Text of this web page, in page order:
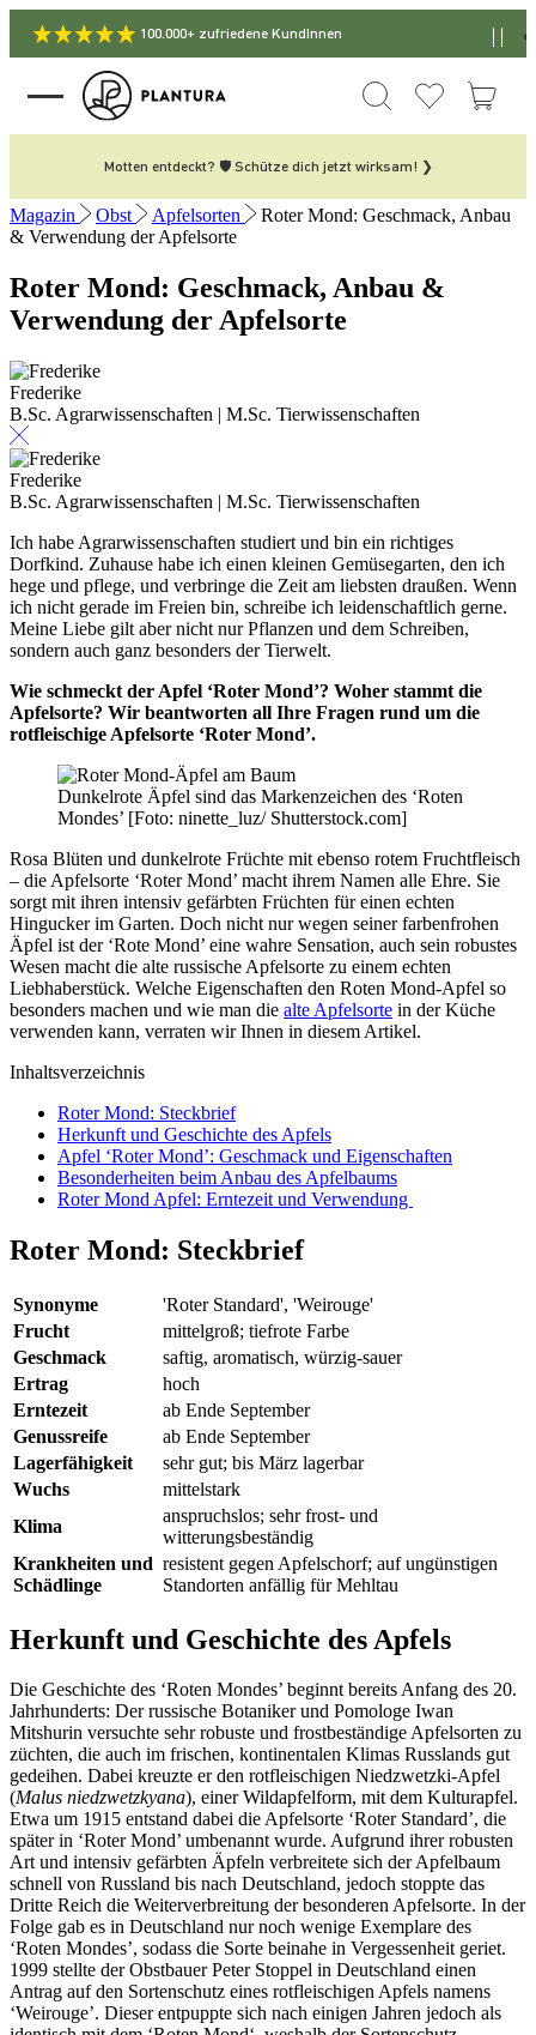
100.000+ zufriedene KundInnen
Motten entdeckt? 🛡️ Schütze dich jetzt wirksam! ❯
Magazin Obst Apfelsorten
Roter Mond: Geschmack, Anbau
& Verwendung der Apfelsorte
Roter Mond: Geschmack, Anbau &
Verwendung der Apfelsorte
Frederike
B.Sc. Agrarwissenschaften | M.Sc. Tierwissenschaften
Frederike
B.Sc. Agrarwissenschaften | M.Sc. Tierwissenschaften
Ich habe Agrarwissenschaften studiert und bin ein richtiges
Dorfkind. Zuhause habe ich einen kleinen Gemüsegarten, den ich
hege und pflege, und verbringe die Zeit am liebsten draußen. Wenn
ich nicht gerade im Freien bin, schreibe ich leidenschaftlich gerne.
Meine Liebe gilt aber nicht nur Pflanzen und dem Schreiben,
sondern auch ganz besonders der Tierwelt.
Wie schmeckt der Apfel ‘Roter Mond’? Woher stammt die
Apfelsorte? Wir beantworten all Ihre Fragen rund um die
rotfleischige Apfelsorte ‘Roter Mond’.
Dunkelrote Äpfel sind das Markenzeichen des ‘Roten
Mondes’ [Foto: ninette_luz/ Shutterstock.com]
Rosa Blüten und dunkelrote Früchte mit ebenso rotem Fruchtfleisch
– die Apfelsorte ‘Roter Mond’ macht ihrem Namen alle Ehre. Sie
sorgt mit ihren intensiv gefärbten Früchten für einen echten
Hingucker im Garten. Doch nicht nur wegen seiner farbenfrohen
Äpfel ist der ‘Rote Mond’ eine wahre Sensation, auch sein robustes
Wesen macht die alte russische Apfelsorte zu einem echten
Liebhaberstück. Welche Eigenschaften den Roten Mond-Apfel so
besonders machen und wie man die alte Apfelsorte in der Küche
verwenden kann, verraten wir Ihnen in diesem Artikel.
Inhaltsverzeichnis
Roter Mond: Steckbrief
Herkunft und Geschichte des Apfels
Apfel ‘Roter Mond’: Geschmack und Eigenschaften
Besonderheiten beim Anbau des Apfelbaums
Roter Mond Apfel: Erntezeit und Verwendung
Roter Mond: Steckbrief
Synonyme
'Roter Standard', 'Weirouge'
Frucht
mittelgroß; tiefrote Farbe
Geschmack
saftig, aromatisch, würzig-sauer
Ertrag
hoch
Erntezeit
ab Ende September
Genussreife
ab Ende September
Lagerfähigkeit
sehr gut; bis März lagerbar
Wuchs
mittelstark
Klima
anspruchslos; sehr frost- und
witterungsbeständig
Krankheiten und
Schädlinge
resistent gegen Apfelschorf; auf ungünstigen
Standorten anfällig für Mehltau
Herkunft und Geschichte des Apfels
Die Geschichte des ‘Roten Mondes’ beginnt bereits Anfang des 20.
Jahrhunderts: Der russische Botaniker und Pomologe Iwan
Mitshurin versuchte sehr robuste und frostbeständige Apfelsorten zu
züchten, die auch im frischen, kontinentalen Klimas Russlands gut
gedeihen. Dabei kreuzte er den rotfleischigen Niedzwetzki-Apfel
(Malus niedzwetzkyana), einer Wildapfelform, mit dem Kulturapfel.
Etwa um 1915 entstand dabei die Apfelsorte ‘Roter Standard’, die
später in ‘Roter Mond’ umbenannt wurde. Aufgrund ihrer robusten
Art und intensiv gefärbten Äpfeln verbreitete sich der Apfelbaum
schnell von Russland bis nach Deutschland, jedoch stoppte das
Dritte Reich die Weiterverbreitung der besonderen Apfelsorte. In der
Folge gab es in Deutschland nur noch wenige Exemplare des
‘Roten Mondes’, sodass die Sorte beinahe in Vergessenheit geriet.
1999 stellte der Obstbauer Peter Stoppel in Deutschland einen
Antrag auf den Sortenschutz eines rotfleischigen Apfels namens
‘Weirouge’. Dieser entpuppte sich nach einigen Jahren jedoch als